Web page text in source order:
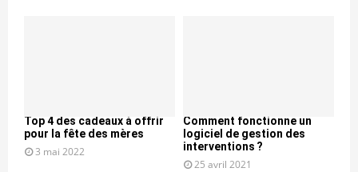
Top 4 des cadeaux à offrir
pour la fête des mères
3 mai 2022
Comment fonctionne un
logiciel de gestion des
interventions ?
25 avril 2021